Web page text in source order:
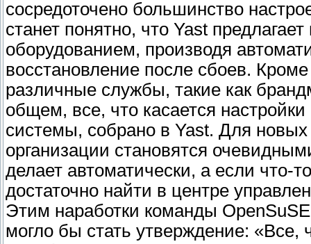
сосредоточено большинство
станет понятно, что Yast
оборудованием, производя
восстановление после сбоев.
различные службы, такие как
общем, все, что касается
системы, собрано в Yast. Для
организации становятся
делает автоматически, а если что-
достаточно найти в центре
Этим наработки команды
могло бы стать утверждение: «Все,